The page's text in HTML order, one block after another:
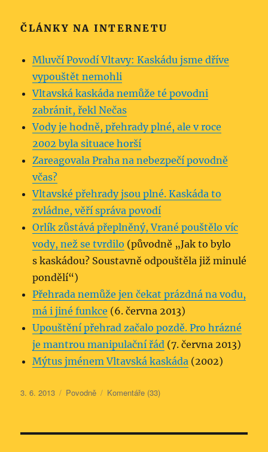
ČLÁNKY NA INTERNETU
Mluvčí Povodí Vltavy: Kaskádu jsme dříve
vypouštět nemohli
Vltavská kaskáda nemůže té povodni
zabránit, řekl Nečas
Vody je hodně, přehrady plné, ale v roce
2002 byla situace horší
Zareagovala Praha na nebezpečí povodně
včas?
Vltavské přehrady jsou plné. Kaskáda to
zvládne, věří správa povodí
Orlík zůstává přeplněný, Vrané pouštělo víc
vody, než se tvrdilo (původně „Jak to bylo
s kaskádou? Soustavně odpouštěla již minulé
pondělí“)
Přehrada nemůže jen čekat prázdná na vodu,
má i jiné funkce (6. června 2013)
Upouštění přehrad začalo pozdě. Pro hrázné
je mantrou manipulační řád (7. června 2013)
Mýtus jménem Vltavská kaskáda (2002)
Publikováno:
3. 6. 2013 Rubriky:
Povodně Komentáře (33)